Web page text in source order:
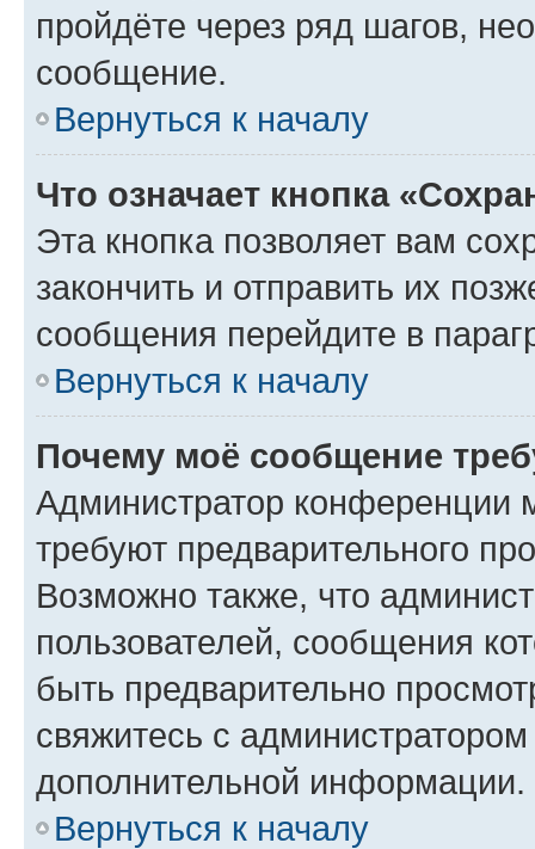
пройдёте через ряд шагов,
сообщение.
Вернуться к началу
Что означает кнопка
Эта кнопка позволяет вам
закончить и отправить их
сообщения перейдите в
Вернуться к началу
Почему моё сообщение
Администратор конференции
требуют предварительного
Возможно также, что
пользователей, сообщения
быть предварительно
свяжитесь с
дополнительной информации.
Вернуться к началу